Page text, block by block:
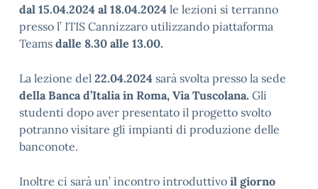
dal 15.04.2024 al 18.04.2024 le lezioni si terranno
presso l’ ITIS Cannizzaro utilizzando piattaforma
Teams dalle 8.30 alle 13.00.
La lezione del 22.04.2024 sarà svolta presso la sede
della Banca d’Italia in Roma, Via Tuscolana. Gli
studenti dopo aver presentato il progetto svolto
potranno visitare gli impianti di produzione delle
banconote.
Inoltre ci sarà un’ incontro introduttivo il giorno